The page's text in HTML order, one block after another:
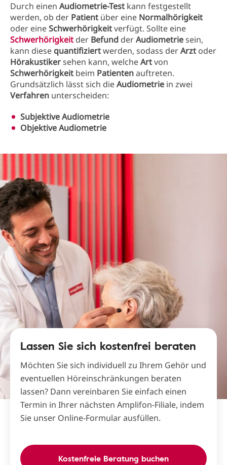
Durch einen Audiometrie-Test kann festgestellt
werden, ob der Patient über eine Normalhörigkeit
oder eineSchwerhörigkeitverfügt. Sollte eine
Schwerhörigkeit der Befund derAudiometriesein,
kann diese quantifiziertwerden, sodass derArzt oder
Hörakustikersehen kann, welcheArtvon
Schwerhörigkeit beim Patientenauftreten.
Grundsätzlich lässt sich dieAudiometrie in zwei
Verfahren unterscheiden:
Subjektive Audiometrie
Objektive Audiometrie
Lassen Sie sich kostenfrei beraten
Möchten Sie sich individuell zu Ihrem Gehör und
eventuellen Höreinschränkungen beraten
lassen? Dann vereinbaren Sie einfach einen
Termin in Ihrer nächsten Amplifon-Filiale, indem
Sie unser Online-Formular ausfüllen.
Kostenfreie Beratung buchen